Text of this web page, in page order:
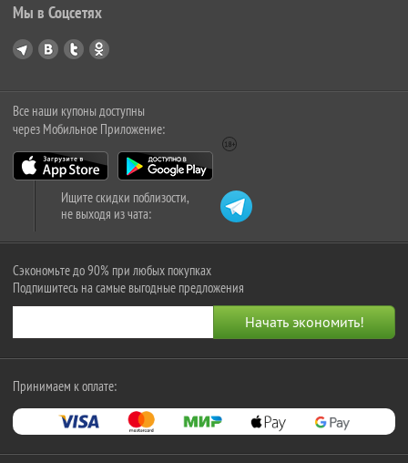
Мы в Соцсетях
Все наши купоны доступны
через Мобильное Приложение:
Ищите скидки поблизости,
не выходя из чата:
Сэкономьте до 90% при любых покупках
Подпишитесь на самые выгодные предложения
Принимаем к оплате: